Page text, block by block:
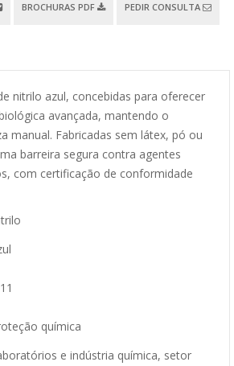
BROCHURAS PDF PEDIR CONSULTA
nitrilo azul, concebidas para oferecer
avançada, mantendo o
manual. Fabricadas sem látex, pó ou
barreira segura contra agentes
com certificação de conformidade
química
e indústria química, setor